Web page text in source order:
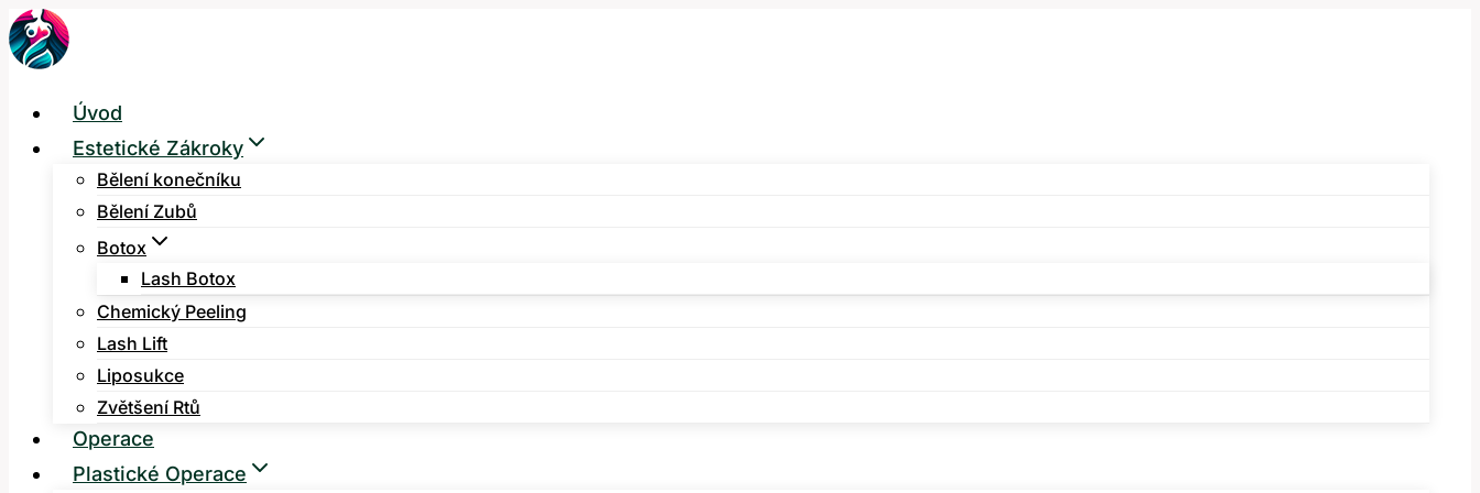
Přeskočit
na
Úvod
Estetické Zákroky
Bělení konečníku
Bělení Zubů
Botox
Lash Botox
Chemický Peeling
Lash Lift
Liposukce
Zvětšení Rtů
Operace
Plastické Operace